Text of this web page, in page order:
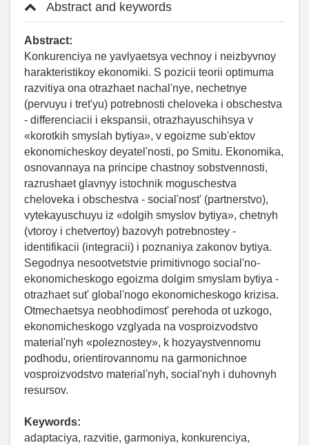
Abstract and keywords
Abstract:
Konkurenciya ne yavlyaetsya vechnoy i neizbyvnoy
harakteristikoy ekonomiki. S pozicii teorii optimuma
razvitiya ona otrazhaet nachal'nye, nechetnye
(pervuyu i tret'yu) potrebnosti cheloveka i obschestva
- differenciacii i ekspansii, otrazhayuschihsya v
«korotkih smyslah bytiya», v egoizme sub'ektov
ekonomicheskoy deyatel'nosti, po Smitu. Ekonomika,
osnovannaya na principe chastnoy sobstvennosti,
razrushaet glavnyy istochnik moguschestva
cheloveka i obschestva - social'nost' (partnerstvo),
vytekayuschuyu iz «dolgih smyslov bytiya», chetnyh
(vtoroy i chetvertoy) bazovyh potrebnostey -
identifikacii (integracii) i poznaniya zakonov bytiya.
Segodnya nesootvetstvie primitivnogo social'no-
ekonomicheskogo egoizma dolgim smyslam bytiya -
otrazhaet sut' global'nogo ekonomicheskogo krizisa.
Otmechaetsya neobhodimost' perehoda ot uzkogo,
ekonomicheskogo vzglyada na vosproizvodstvo
material'nyh «poleznostey», k hozyaystvennomu
podhodu, orientirovannomu na garmonichnoe
vosproizvodstvo material'nyh, social'nyh i duhovnyh
resursov.
Keywords:
adaptaciya, razvitie, garmoniya, konkurenciya,